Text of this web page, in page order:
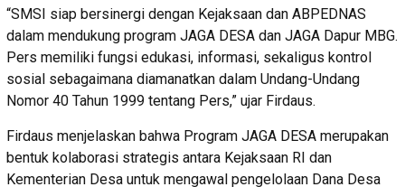
“SMSI siap bersinergi dengan Kejaksaan dan ABPEDNAS
dalam mendukung program JAGA DESA dan JAGA Dapur MBG.
Pers memiliki fungsi edukasi, informasi, sekaligus kontrol
sosial sebagaimana diamanatkan dalam Undang-Undang
Nomor 40 Tahun 1999 tentang Pers,” ujar Firdaus.
Firdaus menjelaskan bahwa Program JAGA DESA merupakan
bentuk kolaborasi strategis antara Kejaksaan RI dan
Kementerian Desa untuk mengawal pengelolaan Dana Desa